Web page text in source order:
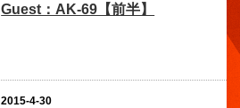
Guest：AK-69【前半】
2015-4-30